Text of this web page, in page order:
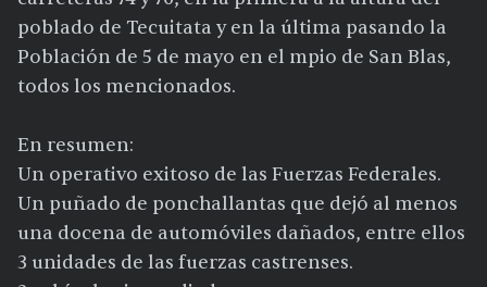
poblado de Tecuitata y en la última pasando la
Población de 5 de mayo en el mpio de San Blas,
todos los mencionados.
En resumen:
Un operativo exitoso de las Fuerzas Federales.
Un puñado de ponchallantas que dejó al menos
una docena de automóviles dañados, entre ellos
3 unidades de las fuerzas castrenses.